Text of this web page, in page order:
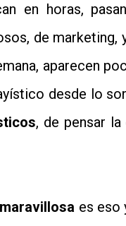
en horas,
de marketing,
aparecen
desde lo
, de pensar
es eso